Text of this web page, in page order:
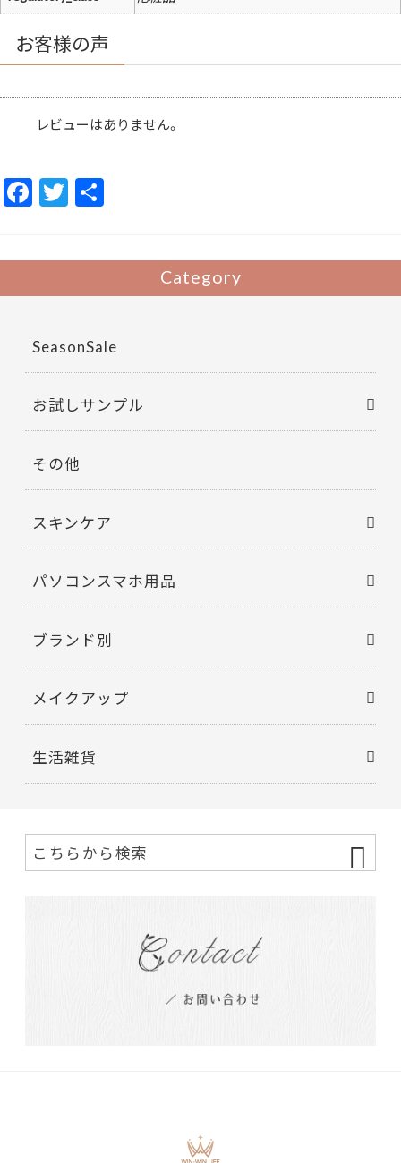
間
落
ク
ア
ッ
化
Visee
お客様の声
レビューはありません。
F
ac
e
o
o
k
T
w
itt
Category
SeasonSale
お試しサンプル
その他
スキンケア
パソコンスマホ用品
ブランド別
メイクアップ
生活雑貨